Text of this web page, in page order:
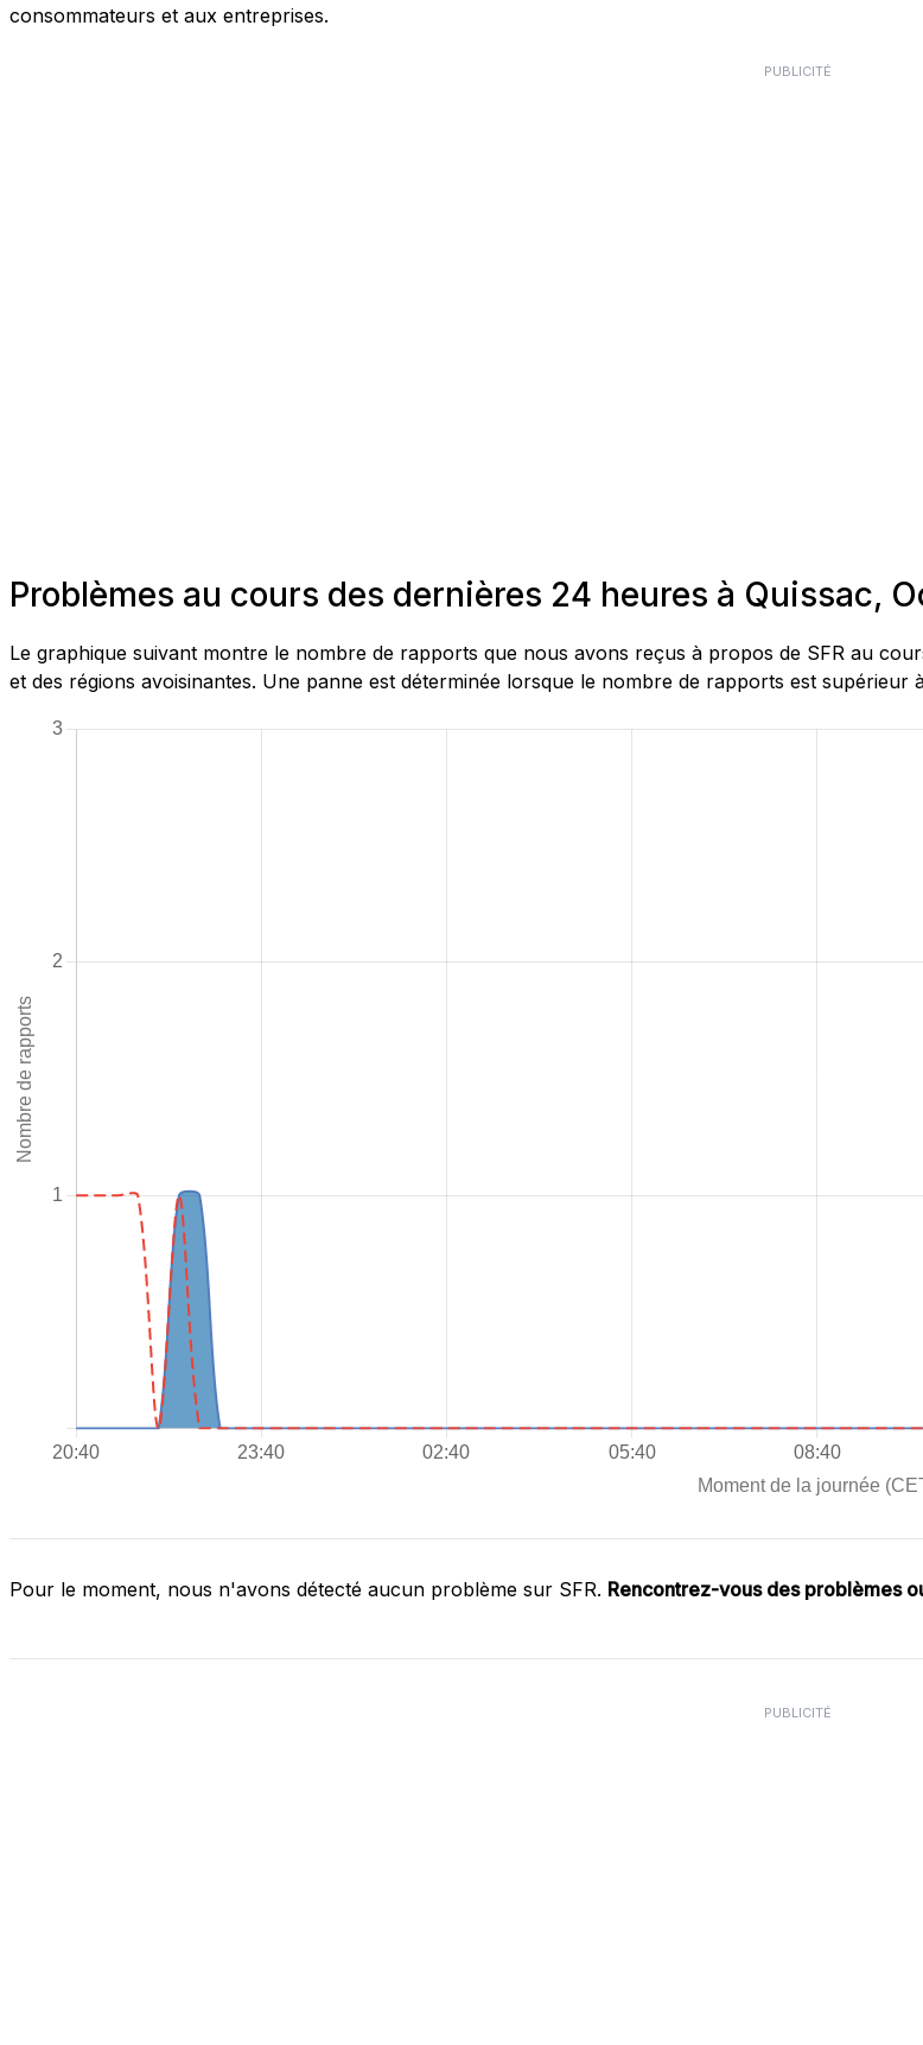
consommateurs et aux entreprises.
PUBLICITÉ
Problèmes au cours des dernières 24 heures à Quissac,
Le graphique suivant montre le nombre de rapports que nous avons reçus à propos de SFR au
et des régions avoisinantes. Une panne est déterminée lorsque le nombre de rapports est supérieur
Pour le moment, nous n'avons détecté aucun problème sur SFR. Rencontrez-vous des problèmes
PUBLICITÉ